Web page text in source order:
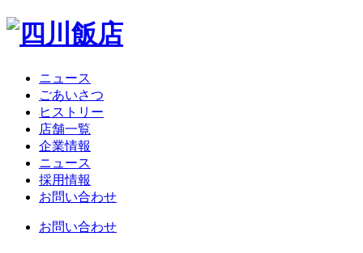
ニュース
ごあいさつ
ヒストリー
店舗一覧
企業情報
ニュース
採用情報
お問い合わせ
お問い合わせ